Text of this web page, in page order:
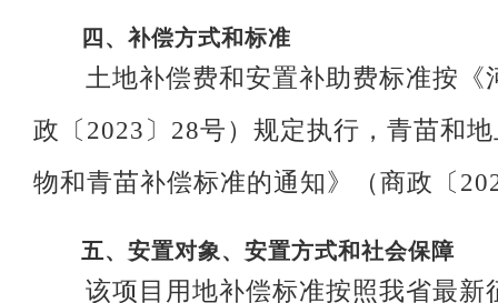
四、 补偿方式和标准
土地补偿费和安置补助费标准按
政〔2023〕28号）规定执行，青苗和
物和青苗补偿标准的通知》（商政〔
五、 安置对象、安置方式和社会保障
该项目用地补偿标准按照我省最